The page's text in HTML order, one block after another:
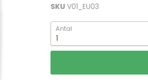
SKU V01_EU03
Antal